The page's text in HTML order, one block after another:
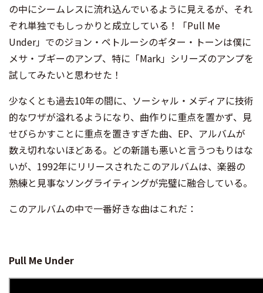
の中にシームレスに流れ込んでいるように見えるが、それ
ぞれ単独でもしっかりと成立している！「Pull Me
Under」でのジョン・ペトルーシのギター・トーンは僕に
メサ・ブギーのアンプ、特に「Mark」シリーズのアンプを
試してみたいと思わせた！
少なくとも過去10年の間に、ソーシャル・メディアに技術
的なワザが溢れるようになり、曲作りに重点を置かず、見
せびらかすことに重点を置きすぎた曲、EP、アルバムが
数え切れないほどある。どの新譜も悪いと言うつもりはな
いが、1992年にリリースされたこのアルバムは、楽器の
熟練と見事なソングライティングが完璧に融合している。
このアルバムの中で一番好きな曲はこれだ：
Pull Me Under